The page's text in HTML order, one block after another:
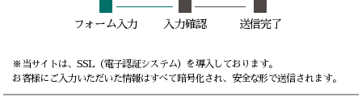
フォーム入力 入力確認 送信完了
※当サイトは、SSL（電子認証システム）を導入しております。
お客様にご入力いただいた情報はすべて暗号化され、安全な形で送信されます。